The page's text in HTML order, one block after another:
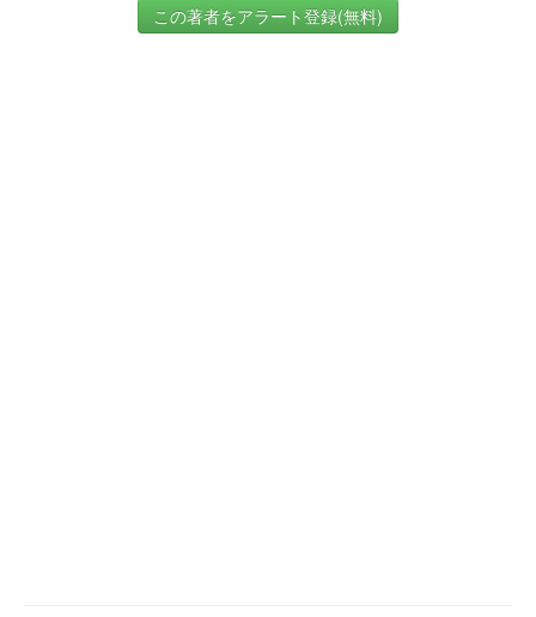
この著者をアラート登録(無料)